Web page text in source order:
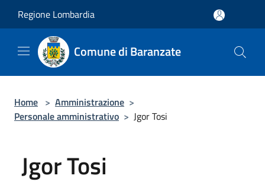
Regione Lombardia
Comune di Baranzate
Home > Amministrazione >
Personale amministrativo > Jgor Tosi
Jgor Tosi